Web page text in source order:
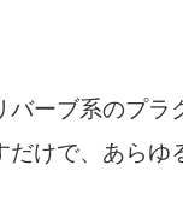
ーブ系のプ
けで、あらゆ